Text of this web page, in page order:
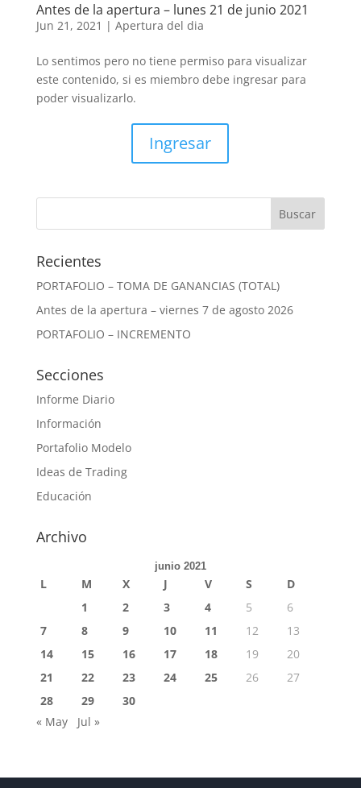
Antes de la apertura – lunes 21 de junio 2021
Jun 21, 2021 | Apertura del dia
Lo sentimos pero no tiene permiso para visualizar
este contenido, si es miembro debe ingresar para
poder visualizarlo.
Ingresar
Recientes
PORTAFOLIO – TOMA DE GANANCIAS (TOTAL)
Antes de la apertura – viernes 7 de agosto 2026
PORTAFOLIO – INCREMENTO
Secciones
Informe Diario
Información
Portafolio Modelo
Ideas de Trading
Educación
Archivo
junio 2021
L M X J V S
D
1
2 3 4 5
6
7
8 9 10 11 12
13
14
15 16 17 18 19
20
21
22 23 24 25 26
27
28
29
30
« May
Jul »